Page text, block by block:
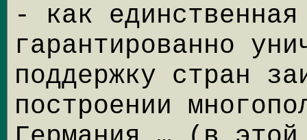
- как
гарантированно
поддержку стран
построении